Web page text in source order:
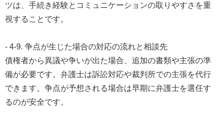
ツは、手続き経験とコミュニケーションの取りやすさを重
視することです。
- 4-9. 争点が生じた場合の対応の流れと相談先
債権者から異議や争いが出た場合、追加の書類や主張の準
備が必要です。弁護士は訴訟対応や裁判所での主張を代行
できます。争点が予想される場合は早期に弁護士を選任す
るのが安全です。